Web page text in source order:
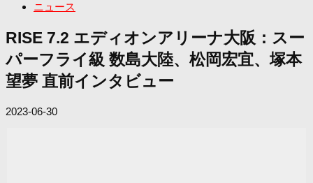
ニュース
RISE 7.2 エディオンアリーナ大阪：スー
パーフライ級 数島大陸、松岡宏宜、塚本
望夢 直前インタビュー
2023-06-30